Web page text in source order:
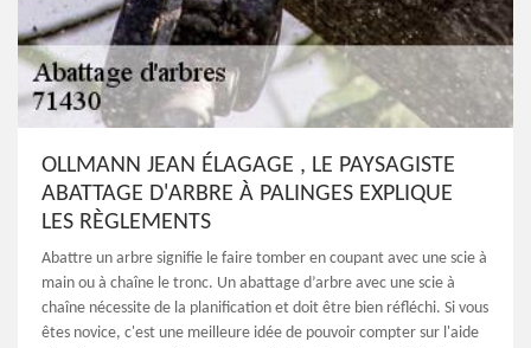
OLLMANN JEAN ÉLAGAGE , LE PAYSAGISTE
ABATTAGE D'ARBRE À PALINGES EXPLIQUE
LES RÈGLEMENTS
Abattre un arbre signifie le faire tomber en coupant avec une scie à
main ou à chaîne le tronc. Un abattage d’arbre avec une scie à
chaîne nécessite de la planification et doit être bien réfléchi. Si vous
êtes novice, c'est une meilleure idée de pouvoir compter sur l'aide